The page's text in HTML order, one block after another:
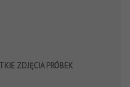
ZDJĘCIA PRÓBEK